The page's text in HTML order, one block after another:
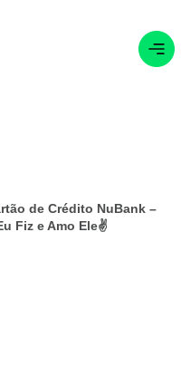
de Crédito NuBank –
Fiz e Amo Ele✌